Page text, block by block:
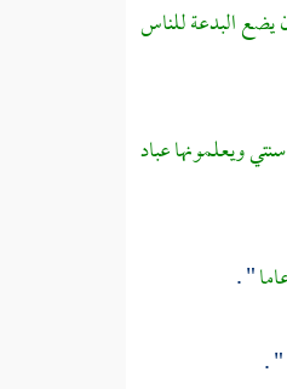
البدعة للناس
ويعلمونها عباد
" .
" .